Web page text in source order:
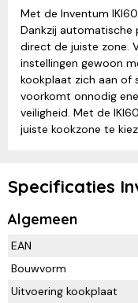
Met de Inventum
Dankzij
direct de juiste zone.
instellingen gewoon
kookplaat zich aan of
voorkomt onnodig
veiligheid. Met de
juiste kookzone te
Specificaties
Algemeen
EAN
Bouwvorm
Uitvoering kookplaat